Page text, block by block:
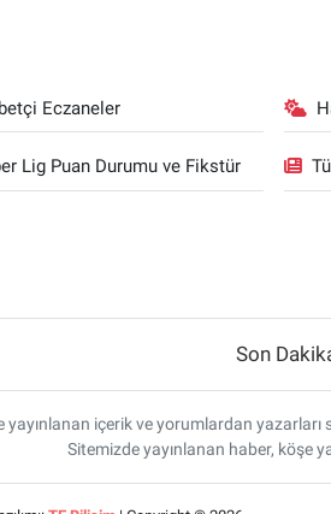
Eczaneler
Lig Puan Durumu ve Fikstür
Son
yayınlanan içerik ve yorumlardan
Sitemizde yayınlanan haber, köşe